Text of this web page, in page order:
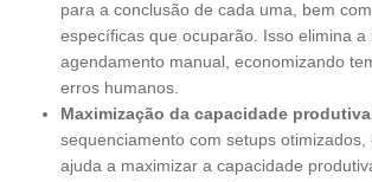
para a conclusão de cada uma, bem
específicas que ocuparão. Isso elimina a
agendamento manual, economizando
erros humanos.
Maximização da capacidade
sequenciamento com setups
ajuda a maximizar a capacidade